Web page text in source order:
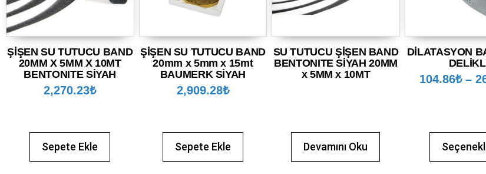
ŞİŞEN SU TUTUCU BAND
20MM X 5MM X 10MT
BENTONITE SİYAH
2,270.23₺
Sepete Ekle
ŞİŞEN SU TUTUCU BAND
20mm x 5mm x 15mt
BAUMERK SİYAH
2,909.28₺
Sepete Ekle
SU TUTUCU ŞİŞEN BAND
BENTONITE SİYAH 20MM
x 5MM x 10MT
Devamını Oku
DİLATASYON
104.86₺ –